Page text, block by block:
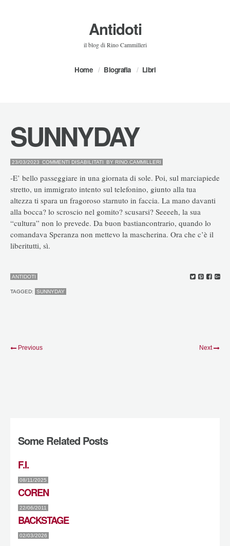
Antidoti
il blog di Rino Cammilleri
Home Biografia Libri
SUNNYDAY
23/03/2023 COMMENTI DISABILITATI SU
BY RINO.CAMMILLERI
-E’ bello passeggiare in una giornata di sole. Poi, sul marciapiede
stretto, un immigrato intento sul telefonino, giunto alla tua
altezza ti spara un fragoroso starnuto in faccia. La mano davanti
alla bocca? lo scroscio nel gomito? scusarsi? Seeeeh, la sua
“cultura” non lo prevede. Da buon bastiancontrario, quando lo
comandava Speranza non mettevo la mascherina. Ora che c’è il
liberitutti, sì.
ANTIDOTI
TAGGED: SUNNYDAY
Previous Next
Some Related Posts
F.I.
08/11/2025
COREN
22/06/2011
BACKSTAGE
02/03/2026